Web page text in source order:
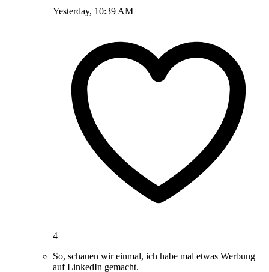
Yesterday, 10:39 AM
4
So, schauen wir einmal, ich habe mal etwas Werbung
auf LinkedIn gemacht.